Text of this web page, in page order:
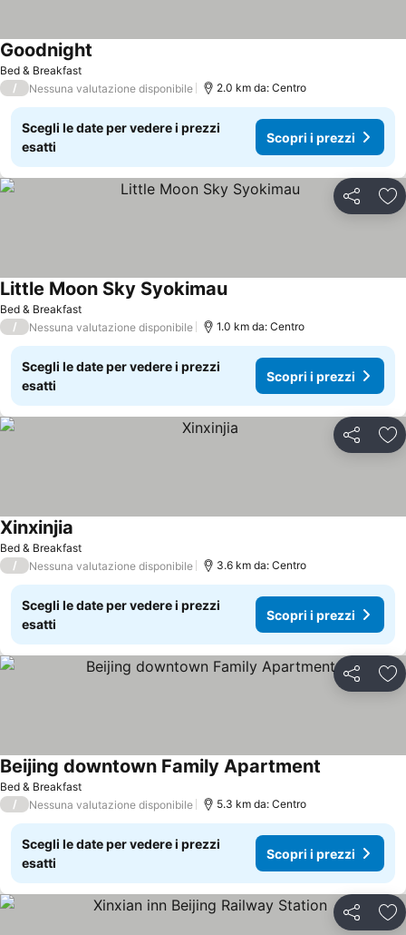
Bed & Breakfast
Goodnight
/ Nessuna valutazione disponibile 2.0 km da: Centro
Scegli le date per vedere i prezzi
esatti
Scopri i prezzi
Condividi
Bed & Breakfast
Little Moon Sky Syokimau
/ Nessuna valutazione disponibile 1.0 km da: Centro
Scegli le date per vedere i prezzi
esatti
Scopri i prezzi
Condividi
Bed & Breakfast
Xinxinjia
/ Nessuna valutazione disponibile 3.6 km da: Centro
Scegli le date per vedere i prezzi
esatti
Scopri i prezzi
Condividi
Bed & Breakfast
Beijing downtown Family Apartment
/ Nessuna valutazione disponibile 5.3 km da: Centro
Scegli le date per vedere i prezzi
esatti
Scopri i prezzi
Condividi